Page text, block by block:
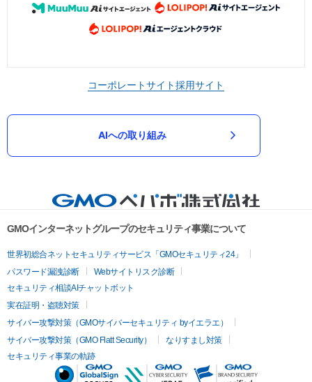
コーポレートサイト採用サイト
AIへの取り組み
GMOインターネットグループのセキュリティ事業について
世界初総合ネットセキュリティサービス「GMOセキュリティ24」
パスワード漏洩診断
Webサイトリスク診断
セキュリティ相談AIチャットボット
実在証明・盗聴対策
サイバー攻撃対策（GMOサイバーセキュリティ byイエラエ）
サイバー攻撃対策（GMO Flatt Security）
なりすまし対策
セキュリティ事業の軌跡